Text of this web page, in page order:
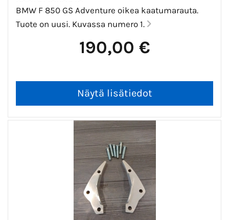
BMW F 850 GS Adventure oikea kaatumarauta.
Tuote on uusi. Kuvassa numero 1.
190,00 €